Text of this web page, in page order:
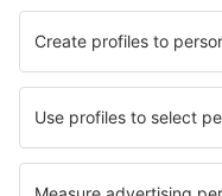
Unterkunft in Kabin
Unterkunft in Pedraces
Unterkunft in Dullstroom